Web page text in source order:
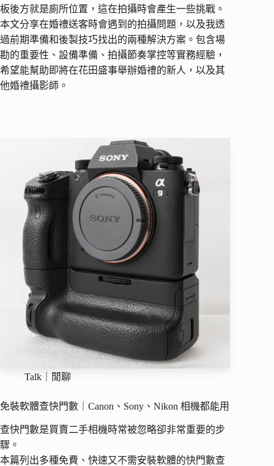
板後方就是廁所位置，這在拍攝時會產生一些挑戰。
本文分享在婚禮送客時會遇到的拍攝問題，以及我透
過前期準備和後製技巧找出的兩種解決方案。包含場
勘的重要性、設備準備、拍攝節奏掌控等實務經驗，
希望能幫助即將在花田盛事舉辦婚禮的新人，以及其
他婚禮攝影師。
Talk｜閒聊
免裝軟體查快門數｜Canon、Sony、Nikon 相機都能用
查快門數是買賣二手相機時常被忽略卻非常重要的步
驟。
本篇列出多種免費、快速又不需安裝軟體的快門數查